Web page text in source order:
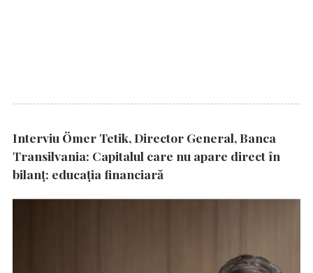
Interviu Ömer Tetik, Director General, Banca
Transilvania: Capitalul care nu apare direct în
bilanț: educația financiară